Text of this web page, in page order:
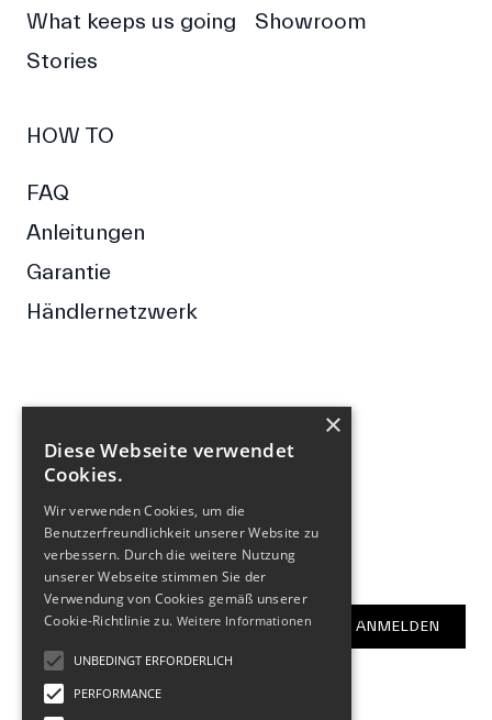
What keeps us going
Stories
Showroom
HOW TO
FAQ
Anleitungen
Garantie
Händlernetzwerk
FOLGE UNS
FacebookInstagram
NEWSLETTER
E-Mail-Adresse ANMELDEN
×
Diese Webseite verwendet
Cookies.
Wir verwenden Cookies, um die
Benutzerfreundlichkeit unserer Website zu
verbessern. Durch die weitere Nutzung
unserer Webseite stimmen Sie der
Verwendung von Cookies gemäß unserer
Cookie-Richtlinie zu. Weitere Informationen
UNBEDINGT ERFORDERLICH
PERFORMANCE